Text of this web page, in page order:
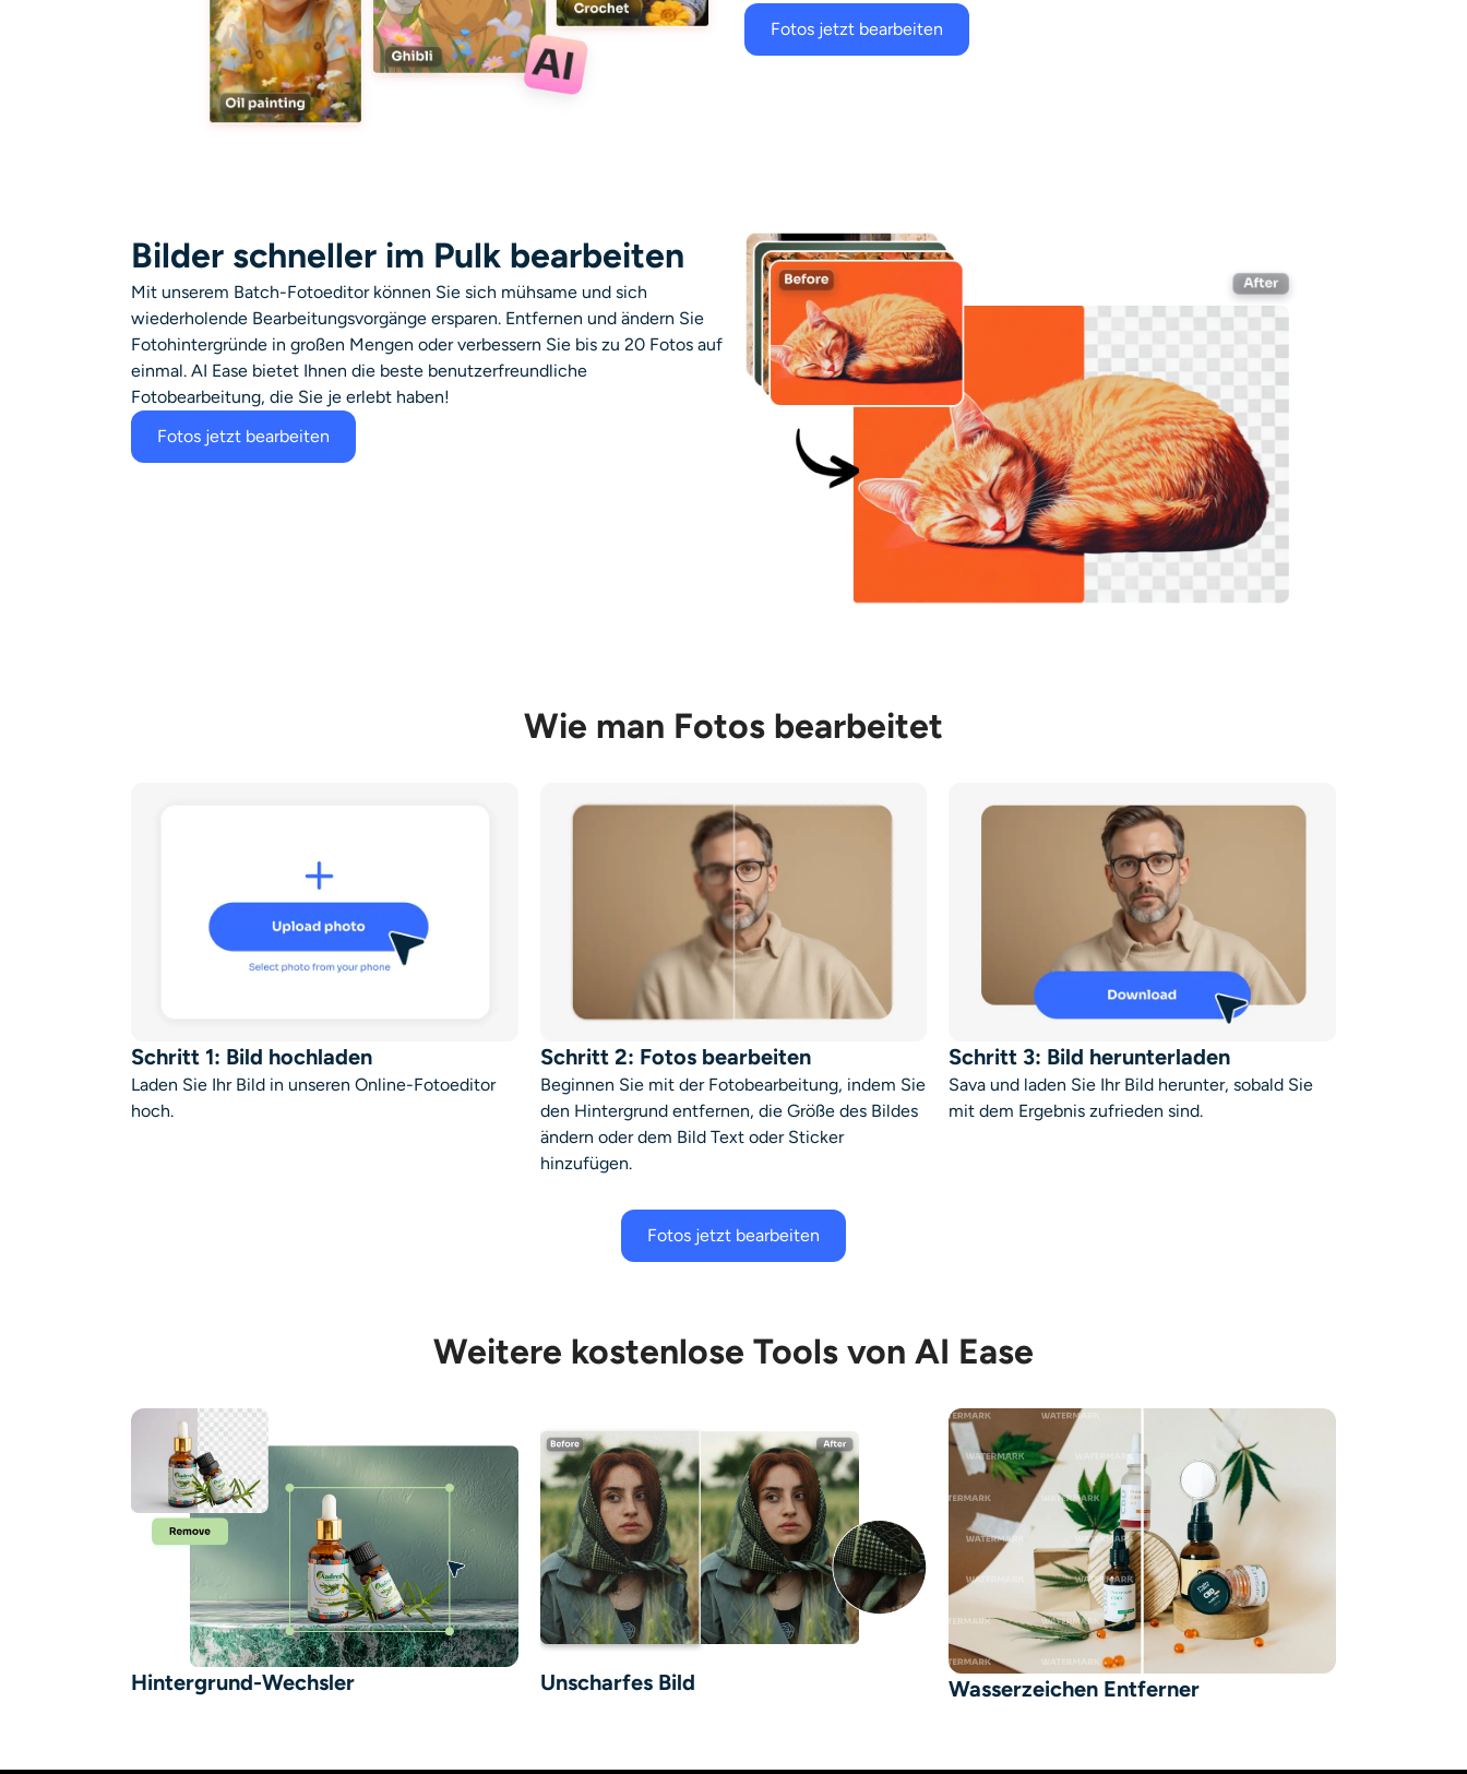
Fotos jetzt bearbeiten
Bilder schneller im Pulk bearbeiten
Mit unserem Batch-Fotoeditor können Sie sich mühsame und sich
wiederholende Bearbeitungsvorgänge ersparen. Entfernen und ändern Sie
Fotohintergründe in großen Mengen oder verbessern Sie bis zu 20 Fotos auf
einmal. AI Ease bietet Ihnen die beste benutzerfreundliche
Fotobearbeitung, die Sie je erlebt haben!
Fotos jetzt bearbeiten
Wie man Fotos bearbeitet
Schritt 1: Bild hochladen
Laden Sie Ihr Bild in unseren Online-Fotoeditor
hoch.
Schritt 2: Fotos bearbeiten
Beginnen Sie mit der Fotobearbeitung, indem Sie
den Hintergrund entfernen, die Größe des Bildes
ändern oder dem Bild Text oder Sticker
hinzufügen.
Schritt 3: Bild herunterladen
Sava und laden Sie Ihr Bild herunter, sobald Sie
mit dem Ergebnis zufrieden sind.
Fotos jetzt bearbeiten
Weitere kostenlose Tools von AI Ease
Hintergrund-Wechsler Unscharfes Bild Wasserzeichen Entferner